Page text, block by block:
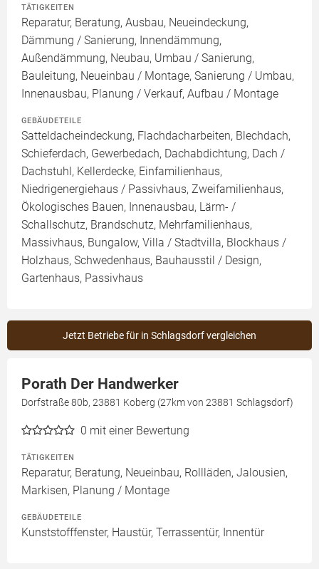
TÄTIGKEITEN
Reparatur, Beratung, Ausbau, Neueindeckung,
Dämmung / Sanierung, Innendämmung,
Außendämmung, Neubau, Umbau / Sanierung,
Bauleitung, Neueinbau / Montage, Sanierung / Umbau,
Innenausbau, Planung / Verkauf, Aufbau / Montage
GEBÄUDETEILE
Satteldacheindeckung, Flachdacharbeiten, Blechdach,
Schieferdach, Gewerbedach, Dachabdichtung, Dach /
Dachstuhl, Kellerdecke, Einfamilienhaus,
Niedrigenergiehaus / Passivhaus, Zweifamilienhaus,
Ökologisches Bauen, Innenausbau, Lärm- /
Schallschutz, Brandschutz, Mehrfamilienhaus,
Massivhaus, Bungalow, Villa / Stadtvilla, Blockhaus /
Holzhaus, Schwedenhaus, Bauhausstil / Design,
Gartenhaus, Passivhaus
Jetzt Betriebe für in Schlagsdorf vergleichen
Porath Der Handwerker
Dorfstraße 80b, 23881 Koberg (27km von 23881 Schlagsdorf)
0 mit einer Bewertung
TÄTIGKEITEN
Reparatur, Beratung, Neueinbau, Rollläden, Jalousien,
Markisen, Planung / Montage
GEBÄUDETEILE
Kunststofffenster, Haustür, Terrassentür, Innentür